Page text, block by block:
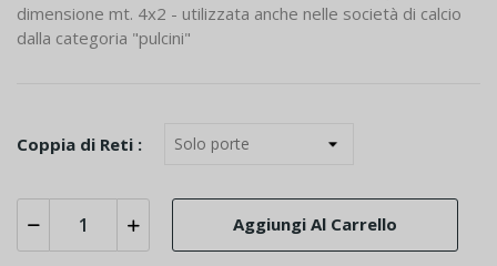
dimensione mt. 4x2 - utilizzata anche nelle società di calcio
dalla categoria "pulcini"
Coppia di Reti :
Aggiungi Al Carrello